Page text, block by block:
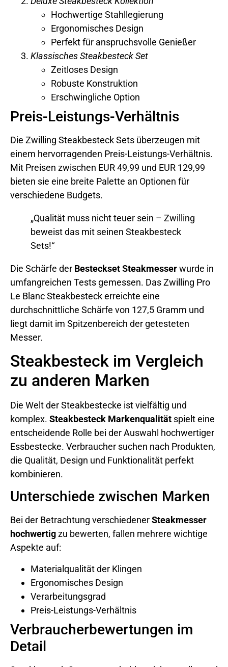
Hochwertige Stahllegierung
Ergonomisches Design
Perfekt für anspruchsvolle Genießer
Klassisches Steakbesteck Set
Zeitloses Design
Robuste Konstruktion
Erschwingliche Option
Preis-Leistungs-Verhältnis
Die Zwilling Steakbesteck Sets überzeugen mit
einem hervorragenden Preis-Leistungs-Verhältnis.
Mit Preisen zwischen EUR 49,99 und EUR 129,99
bieten sie eine breite Palette an Optionen für
verschiedene Budgets.
„Qualität muss nicht teuer sein – Zwilling
beweist das mit seinen Steakbesteck
Sets!“
Die Schärfe der Besteckset Steakmesserwurde in
umfangreichen Tests gemessen. Das Zwilling Pro
Le Blanc Steakbesteck erreichte eine
durchschnittliche Schärfe von 127,5 Gramm und
liegt damit im Spitzenbereich der getesteten
Messer.
Steakbesteck im Vergleich
zu anderen Marken
Die Welt der Steakbestecke ist vielfältig und
komplex. Steakbesteck Markenqualität spielt eine
entscheidende Rolle bei der Auswahl hochwertiger
Essbestecke. Verbraucher suchen nach Produkten,
die Qualität, Design und Funktionalität perfekt
kombinieren.
Unterschiede zwischen Marken
Bei der Betrachtung verschiedenerSteakmesser
hochwertigzu bewerten, fallen mehrere wichtige
Aspekte auf:
Materialqualität der Klingen
Ergonomisches Design
Verarbeitungsgrad
Preis-Leistungs-Verhältnis
Verbraucherbewertungen im
Detail